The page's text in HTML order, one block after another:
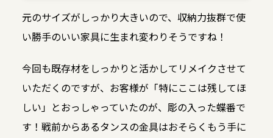
元のサイズがしっかり大きいので、収納力抜群で使
い勝手のいい家具に生まれ変わりそうですね！
今回も既存材をしっかりと活かしてリメイクさせて
いただくのですが、お客様が「特にここは残してほ
しい」とおっしゃっていたのが、彫の入った蝶番で
す！戦前からあるタンスの金具はおそらくもう手に